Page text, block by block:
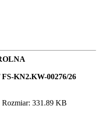
KN2.KW-00276/26
Rozmiar: 331.89 KB